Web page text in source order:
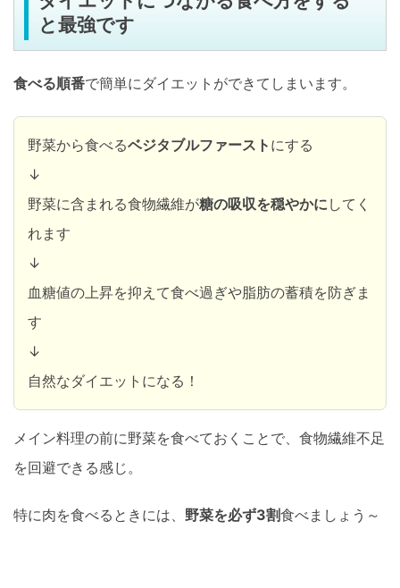
と最強です
食べる順番で簡単にダイエットができてしまいます。
野菜から食べるベジタブルファースト にする
↓
野菜に含まれる食物繊維が糖の吸収を穏やかに してく
れます
↓
血糖値の上昇を抑えて食べ過ぎや脂肪の蓄積を防ぎま
す
↓
自然なダイエットになる！
メイン料理の前に野菜を食べておくことで、食物繊維不足
を回避できる感じ。
特に肉を食べるときには、 野菜を必ず3割食べましょう～